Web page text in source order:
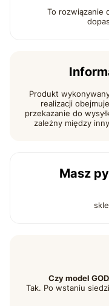
To rozwiązanie
Produkt
realizacji
przekazanie do
zależny między
Masz
Czy model
Tak. Po wstaniu